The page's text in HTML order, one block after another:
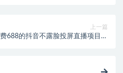
上一篇
688的抖音不露脸投屏直播项目，